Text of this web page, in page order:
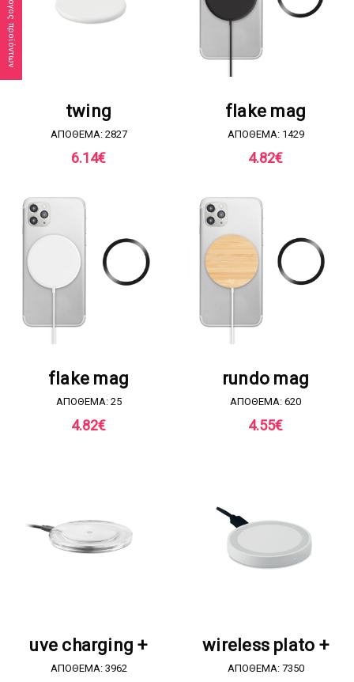
Κατάλογος προϊόντων
twing
ΑΠΟΘΕΜΑ: 2827
6.14€
flake mag
ΑΠΟΘΕΜΑ: 1429
4.82€
flake mag
ΑΠΟΘΕΜΑ: 25
4.82€
rundo mag
ΑΠΟΘΕΜΑ: 620
4.55€
uve charging +
ΑΠΟΘΕΜΑ: 3962
wireless plato +
ΑΠΟΘΕΜΑ: 7350